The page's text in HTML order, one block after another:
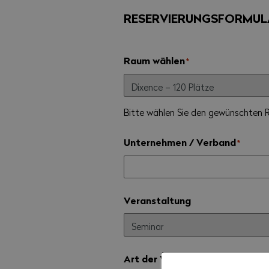
Raum wählen*
Bitte wählen Sie den gewünschten
Unternehmen / Verband*
Veranstaltung
Art der Veranstaltung